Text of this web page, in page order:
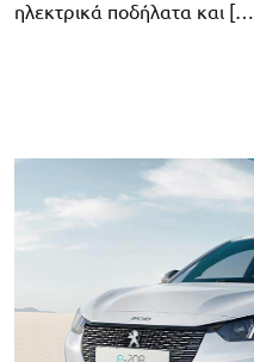
ηλεκτρικά ποδήλατα και […]